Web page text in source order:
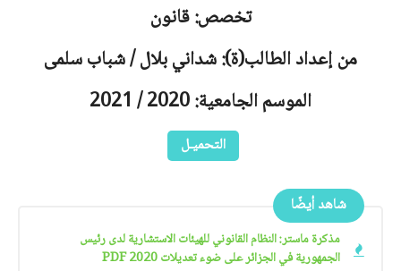
تخصص: قانون
من إعداد الطالب(ة): شداني بلال / شباب سلمى
الموسم الجامعية: 2020 / 2021
التحميـل
شاهد أيضًا
مذكرة ماستر: النظام القانوني للهيئات الاستشارية لدى رئيس
الجمهورية في الجزائر على ضوء تعديلات 2020 PDF